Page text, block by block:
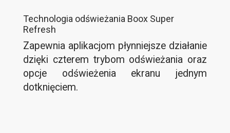
Technologia odświeżania Boox Super
Refresh
Zapewnia aplikacjom płynniejsze działanie
dzięki czterem trybom odświeżania oraz
opcje odświeżenia ekranu jednym
dotknięciem.